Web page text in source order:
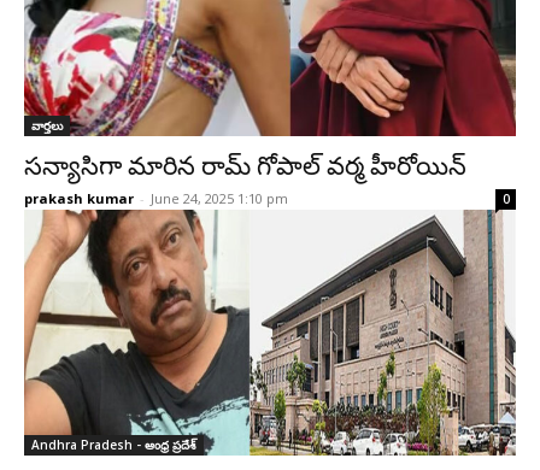
వార్తలు
సన్యాసిగా మారిన రామ్ గోపాల్ వర్మ హీరోయిన్
prakash kumar - June 24, 2025 1:10 pm 0
Andhra Pradesh - ఆంధ్ర ప్రదేశ్‌